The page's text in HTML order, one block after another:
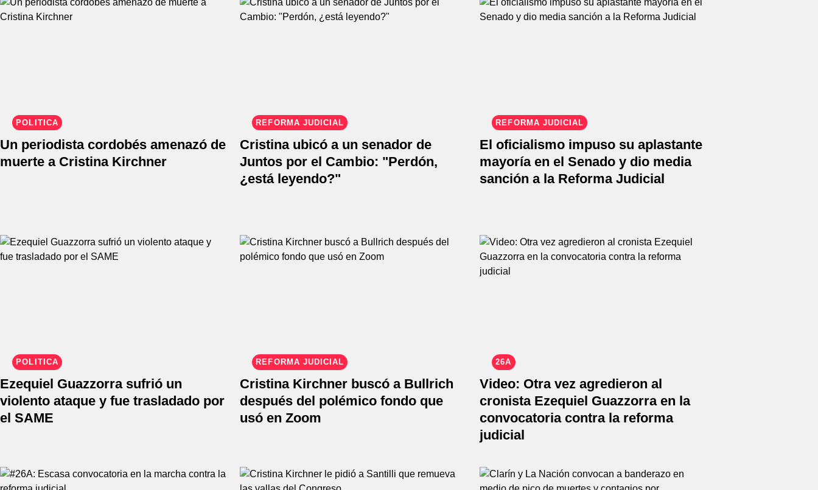
POLÍTICA
Un periodista cordobés amenazó de
muerte a Cristina Kirchner
REFORMA JUDICIAL
Cristina ubicó a un senador de
Juntos por el Cambio: "Perdón,
¿está leyendo?"
REFORMA JUDICIAL
El oficialismo impuso su aplastante
mayoría en el Senado y dio media
sanción a la Reforma Judicial
POLÍTICA
Ezequiel Guazzorra sufrió un
violento ataque y fue trasladado por
el SAME
REFORMA JUDICIAL
Cristina Kirchner buscó a Bullrich
después del polémico fondo que
usó en Zoom
26A
Video: Otra vez agredieron al
cronista Ezequiel Guazzorra en la
convocatoria contra la reforma
judicial